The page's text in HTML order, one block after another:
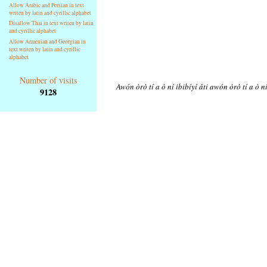
Allow Arabic and Persian in text
writen by latin and cyrillic alphabet
Disallow Thai in text writen by latin
and cyrillic alphabet
Allow Armenian and Georgian in
text writen by latin and cyrillic
alphabet
Number of visits
9128 Awón òrò tí a ò ní ibibíyí áti awón òrò tí a ò